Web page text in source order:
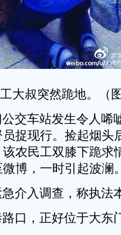
大叔突然跪地。（
交车站发生令人唏
捉现行。捡起烟头
农民工双膝下跪求
博，一时引起波澜
介入调查，称执法
口，正好位于大东